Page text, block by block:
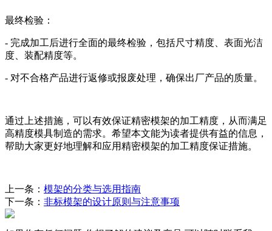
最终检验：
- 完成加工后进行全面的最终检验，包括尺寸精度、表面光洁
度、装配精度等。
- 对不合格产品进行返修或报废处理，确保出厂产品的质量。
通过上述措施，可以有效保证精密模架的加工精度，从而满足
高精度模具制造的需求。希望本文能为读者提供有益的信息，
帮助大家更好地理解和应用精密模架的加工精度保证措施。
上一条： 模架的分类与选用指南
下一条： 非标模架的设计原则与注意事项